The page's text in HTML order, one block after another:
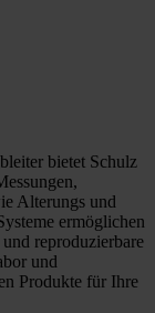
bietet Schulz
Alterungs und
ermöglichen
reproduzierbare
und
Produkte für Ihre